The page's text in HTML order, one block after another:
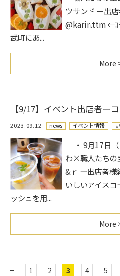
ツサンド ー出
@karin.ttm ←ｺ
武町にあ...
More
【9/17】イベント出店者ー
2023.09.12 news イベント情報
・ 9月17日（
わ×職人たちの
&ｒ ー出店者様
いしいアイス
ッシュを用...
More
← 1 2 3 4 5